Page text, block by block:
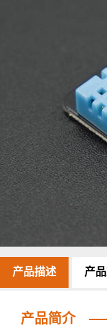
产品描述 产
产品简介